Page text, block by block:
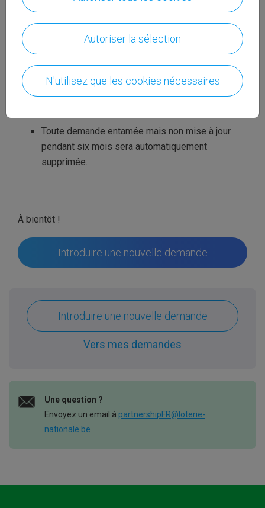
Informations pratiques
sauvegardée pendant son encodage ;
Une fois soumise, elle entre en analyse et ne
Toute demande entamée mais non mise à jour
pendant six mois sera automatiquement
supprimée.
À bientôt !
Introduire une nouvelle demande
Introduire une nouvelle demande
Vers mes demandes
Une question ?
Envoyez un email à partnershipFR@loterie-
nationale.be
Autoriser la sélection
N'utilisez que les cookies nécessaires